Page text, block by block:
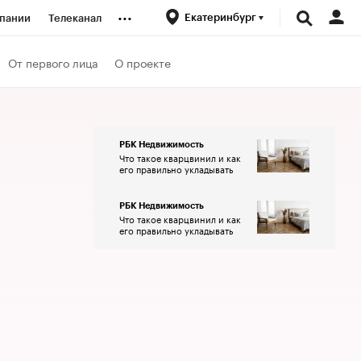
Телеканал ... Екатеринбург
От первого лица О проекте
РБК Недвижимость
Что такое кварцвинил и как
его правильно укладывать
РБК Недвижимость
Что такое кварцвинил и как
его правильно укладывать